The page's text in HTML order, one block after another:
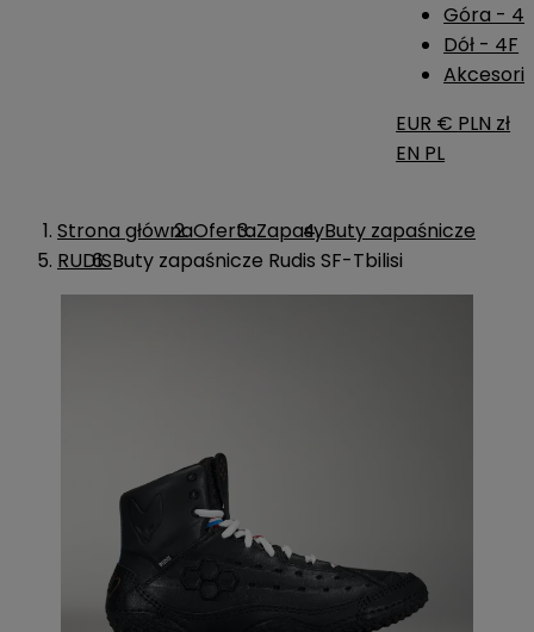
Góra -
Dół - 4F
EUR € PLN zł
EN PL
Strona głównaOfertaZapasyButy zapaśnicze
RUDISButy zapaśnicze Rudis SF-Tbilisi